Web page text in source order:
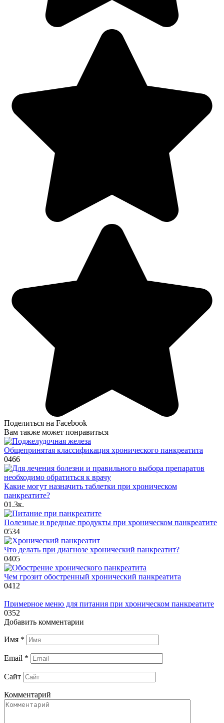
Поделиться на Facebook
Вам также может понравиться
Общепринятая классификация хронического панкреатита
0466
Какие могут назначить таблетки при хроническом
панкреатите?
01.3к.
Полезные и вредные продукты при хроническом панкреатите
0534
Что делать при диагнозе хронический панкреатит?
0405
Чем грозит обостренный хронический панкреатита
0412
Примерное меню для питания при хроническом панкреатите
0352
Добавить комментарии
Имя *
Email *
Сайт
Комментарий